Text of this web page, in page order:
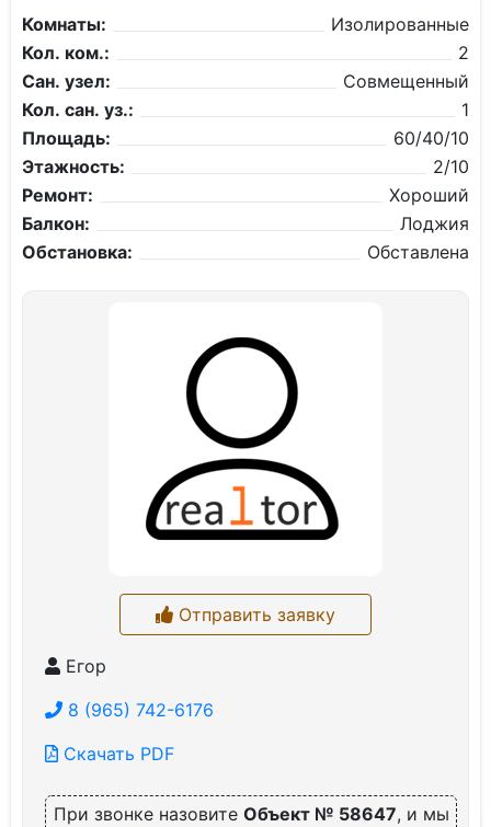
Комнаты:
Изолированные
Кол. ком.:
2
Сан. узел:
Совмещенный
Кол. сан. уз.:
1
Площадь:
60/40/10
Этажность:
2/10
Ремонт:
Хороший
Балкон:
Лоджия
Обстановка:
Обставлена
Отправить заявку
Егор
8 (965) 742-6176
Скачать PDF
При звонке назовите Объект № 58647, и мы